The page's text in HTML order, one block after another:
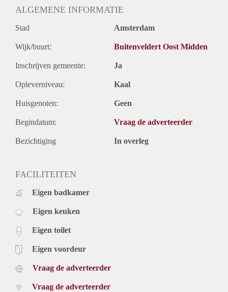
ALGEMENE INFORMATIE
Stad Amsterdam
Wijk/buurt: Buitenveldert Oost Midden
Inschrijven gemeente: Ja
Opleverniveau: Kaal
Huisgenoten: Geen
Begindatum: Vraag de adverteerder
Bezichtiging In overleg
FACILITEITEN
Eigen badkamer
Eigen keuken
Eigen toilet
Eigen voordeur
Vraag de adverteerder
Vraag de adverteerder